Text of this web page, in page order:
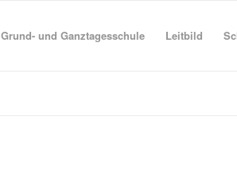
Grund- und Ganztagesschule Leitbild